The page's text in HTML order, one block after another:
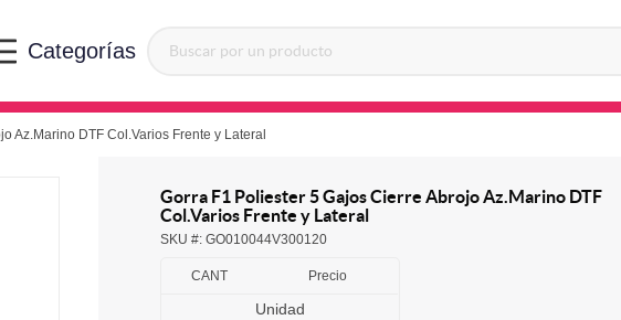
Categorías
Az.Marino DTF Col.Varios Frente y Lateral
Gorra F1 Poliester 5 Gajos Cierre Abrojo Az.Marino DTF
Col.Varios Frente y Lateral
SKU #: GO010044V300120
CANT Precio
Unidad